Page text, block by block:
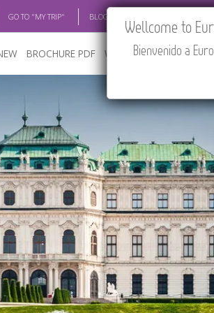
GO TO "MY TRIP" BLOG
BROCHURE PDF WHERE TO BUY
Wellcome to
Bienvenido a